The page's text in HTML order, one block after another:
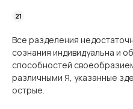
Все разделения
сознания индивидуальна и
способностей
различными Я, указанные
острые.